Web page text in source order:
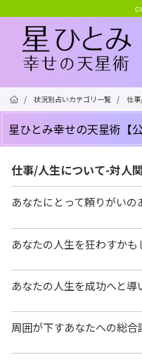
/ 状況別占いカテゴリ一覧 / 仕
星ひとみ幸せの天星術【
仕事/人生について-対人
あなたにとって頼りがい
あなたの人生を狂わすか
あなたの人生を成功へと導
周囲が下すあなたへの総合